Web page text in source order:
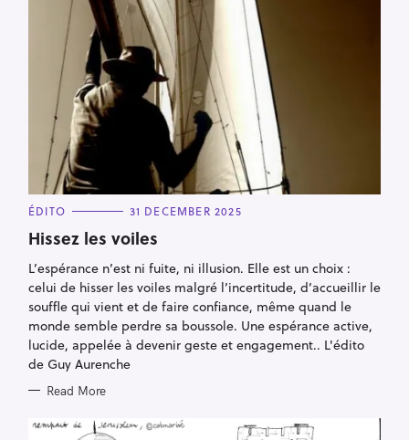
C
T
E
O
I
E
S
ÉDITO 31 DECEMBER 2025
Hissez les voiles
L’espérance n’est ni fuite, ni illusion. Elle est un choix :
celui de hisser les voiles malgré l’incertitude, d’accueillir le
souffle qui vient et de faire confiance, même quand le
monde semble perdre sa boussole. Une espérance active,
lucide, appelée à devenir geste et engagement.. L'édito
de Guy Aurenche
Read More